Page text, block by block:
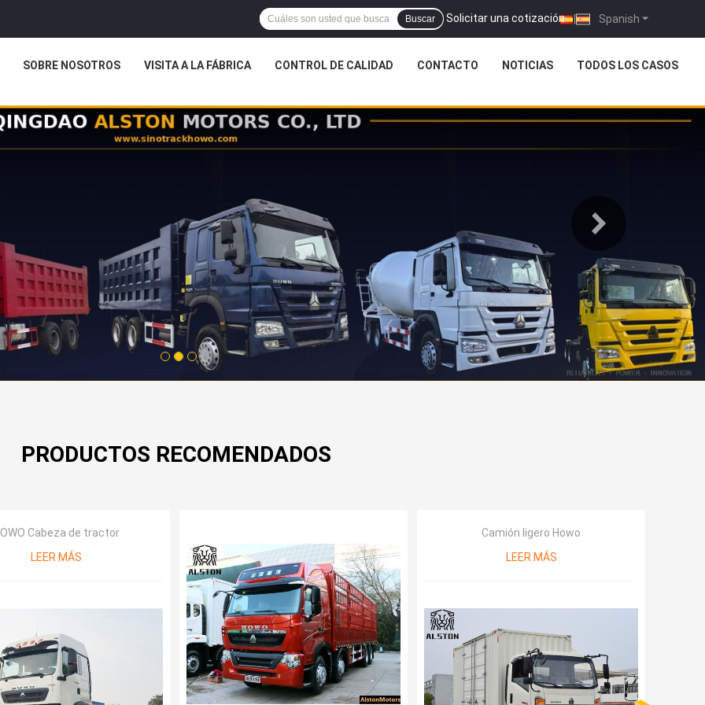
Spanish
Solicitar una cotización |
Buscar
SOBRE NOSOTROS VISITA A LA FÁBRICA CONTROL DE CALIDAD CONTACTO NOTICIAS TODOS LOS CASOS
1 2 3
PRODUCTOS RECOMENDADOS
Cabeza de tractor
LEER MÁS
Camión ligero Howo
LEER MÁS